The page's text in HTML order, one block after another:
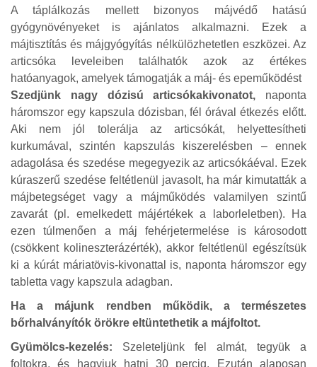
A táplálkozás mellett bizonyos májvédő hatású
gyógynövényeket is ajánlatos alkalmazni. Ezek a
májtisztítás és májgyógyítás nélkülözhetetlen eszközei. Az
articsóka leveleiben találhatók azok az értékes
hatóanyagok, amelyek támogatják a máj- és epeműködést
Szedjünk nagy dózisú articsókakivonatot, naponta
háromszor egy kapszula dózisban, fél órával étkezés előtt.
Aki nem jól tolerálja az articsókát, helyettesítheti
kurkumával, szintén kapszulás kiszerelésben – ennek
adagolása és szedése megegyezik az articsókáéval. Ezek
kúraszerű szedése feltétlenül javasolt, ha már kimutatták a
májbetegséget vagy a májműködés valamilyen szintű
zavarát (pl. emelkedett májértékek a laborleletben). Ha
ezen túlmenően a máj fehérjetermelése is károsodott
(csökkent kolineszterázérték), akkor feltétlenül egészítsük
ki a kúrát máriatövis-kivonattal is, naponta háromszor egy
tabletta vagy kapszula adagban.
Ha a májunk rendben működik, a természetes
bőrhalványítók örökre eltüntethetik a májfoltot.
Gyümölcs-kezelés: Szeleteljünk fel almát, tegyük a
foltokra, és hagyjuk hatni 30 percig. Ezután alaposan